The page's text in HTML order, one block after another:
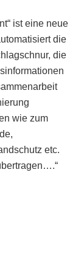
ist eine neue
die
die
wie zum
etc.